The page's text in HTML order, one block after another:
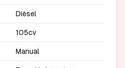
Dièsel
105cv
Manual